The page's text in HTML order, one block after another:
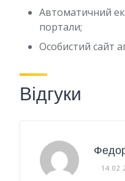
Автоматичний
портали;
Особистий сайт
Відгуки